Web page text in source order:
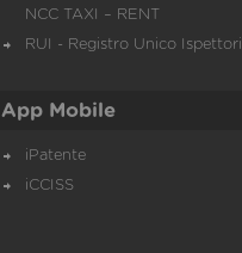
NCC TAXI – RENT
RUI - Registro Unico Ispettori
App Mobile
iPatente
iCCISS